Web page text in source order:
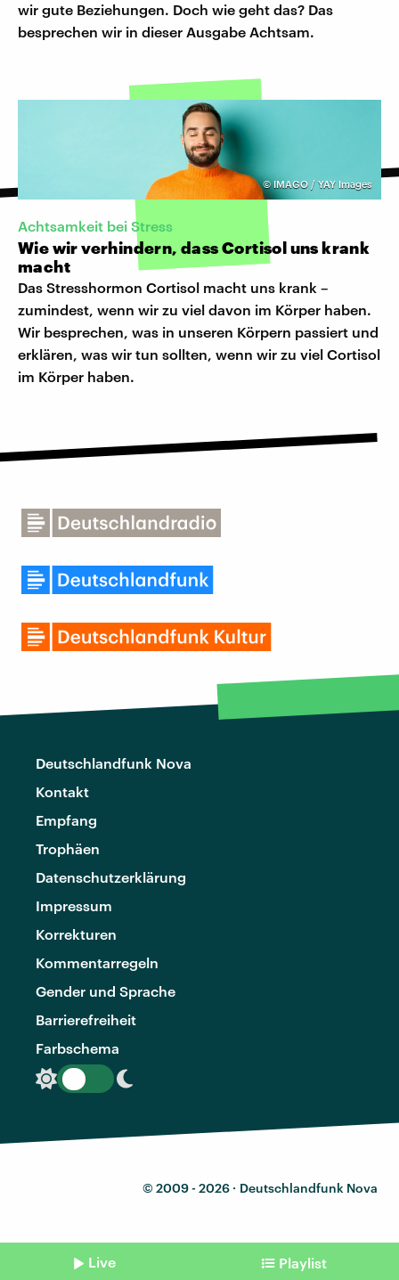
wir gute Beziehungen. Doch wie geht das? Das
besprechen wir in dieser Ausgabe Achtsam.
©IMAGO / YAY Images
Achtsamkeit bei Stress
Wie wir verhindern, dass Cortisol uns krank
macht
Das Stresshormon Cortisol macht uns krank –
zumindest, wenn wir zu viel davon im Körper haben.
Wir besprechen, was in unseren Körpern passiert und
erklären, was wir tun sollten, wenn wir zu viel Cortisol
im Körper haben.
Deutschlandfunk Nova
Kontakt
Empfang
Trophäen
Datenschutzerklärung
Impressum
Korrekturen
Kommentarregeln
Gender und Sprache
Barrierefreiheit
Farbschema
© 2009 - 2026 · Deutschlandfunk Nova
Live Playlist